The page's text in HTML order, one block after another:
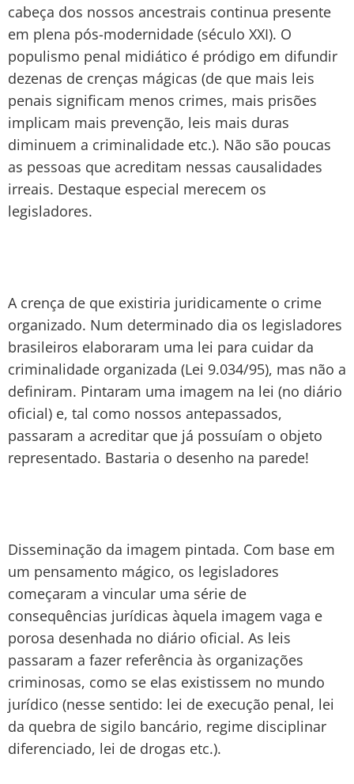
cabeça dos nossos ancestrais continua presente
em plena pós-modernidade (século XXI). O
populismo penal midiático é pródigo em difundir
dezenas de crenças mágicas (de que mais leis
penais significam menos crimes, mais prisões
implicam mais prevenção, leis mais duras
diminuem a criminalidade etc.). Não são poucas
as pessoas que acreditam nessas causalidades
irreais. Destaque especial merecem os
legisladores.
A crença de que existiria juridicamente o crime
organizado. Num determinado dia os legisladores
brasileiros elaboraram uma lei para cuidar da
criminalidade organizada (Lei 9.034/95), mas não a
definiram. Pintaram uma imagem na lei (no diário
oficial) e, tal como nossos antepassados,
passaram a acreditar que já possuíam o objeto
representado. Bastaria o desenho na parede!
Disseminação da imagem pintada. Com base em
um pensamento mágico, os legisladores
começaram a vincular uma série de
consequências jurídicas àquela imagem vaga e
porosa desenhada no diário oficial. As leis
passaram a fazer referência às organizações
criminosas, como se elas existissem no mundo
jurídico (nesse sentido: lei de execução penal, lei
da quebra de sigilo bancário, regime disciplinar
diferenciado, lei de drogas etc.).